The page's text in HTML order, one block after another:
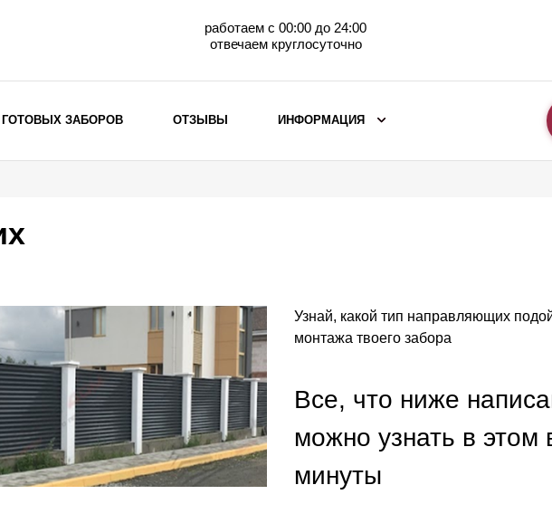
работаем с 00:00 до 24:00
отвечаем круглосуточно
Забор жалюзи с кирпичными столбами
Металлические заборы
Металлические ограждения
ВЫБОР ПО ХАРАКТЕРИСТИКАМ
Горизонтальные заборы
Высокие заборы
Красивые, дизайнерские заборы
ВОРОТА И
Ворота складные
Калитки
ГОТОВЫХ ЗАБОРОВ ОТЗЫВЫ ИНФОРМАЦИЯ
Узнай, какой тип направляющих
монтажа твоего забора
Все, что ниже
можно узнать в этом
минуты